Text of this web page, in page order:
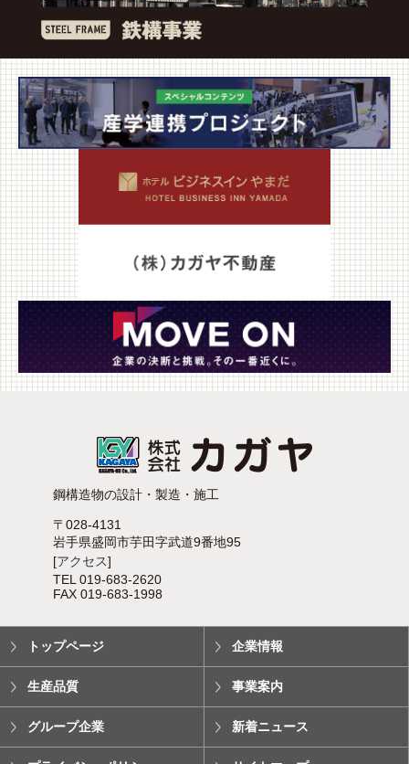
鋼構造物の設計・製造・施工
〒028-4131
岩手県盛岡市芋田字武道9番地95
[アクセス]
TEL 019-683-2620
FAX 019-683-1998
トップページ 企業情報
生産品質 事業案内
グループ企業 新着ニュース